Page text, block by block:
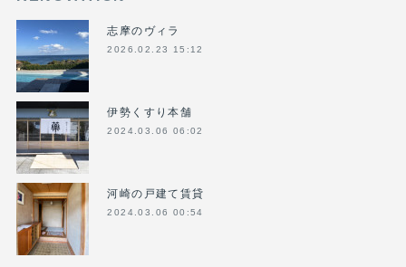
志摩のヴィラ
2026.02.23 15:12
伊勢くすり本舗
2024.03.06 06:02
河崎の戸建て賃貸
2024.03.06 00:54